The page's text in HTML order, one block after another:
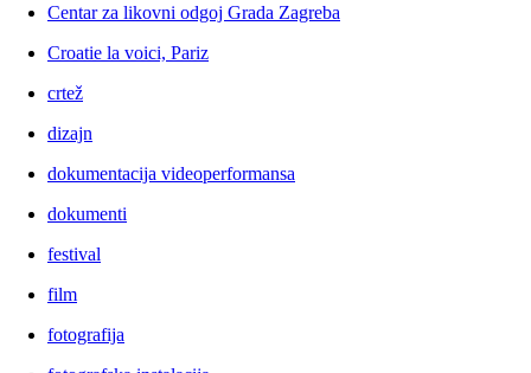
Centar za likovni odgoj Grada Zagreba
Croatie la voici, Pariz
crtež
dizajn
dokumentacija videoperformansa
dokumenti
festival
film
fotografija